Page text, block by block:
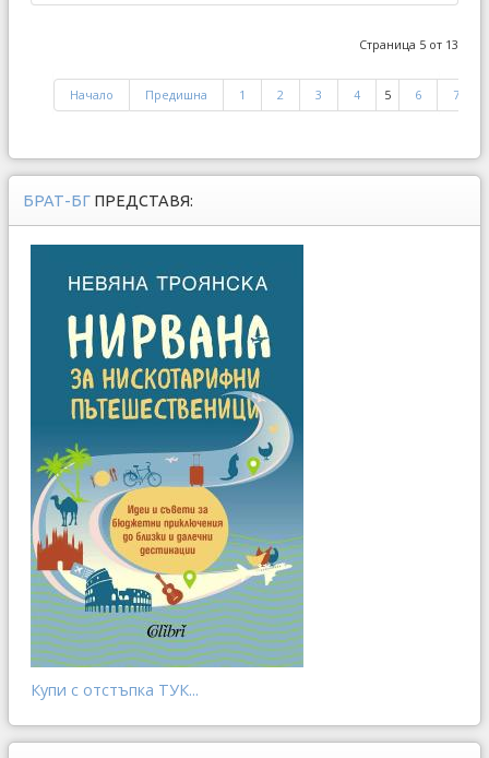
Страница 5 от 13
Начало Предишна 1 2 3 4 5 6 7
БРАТ-БГ ПРЕДСТАВЯ:
Купи с отстъпка ТУК...